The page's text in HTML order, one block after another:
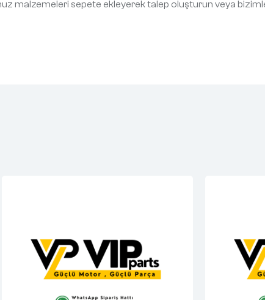
malzemeleri sepete ekleyerek talep oluşturun veya